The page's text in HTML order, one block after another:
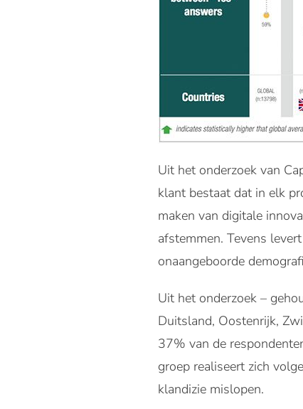
Uit het onderzoek van
klant bestaat dat in elk
maken van digitale
afstemmen. Tevens
onaangeboorde
Uit het onderzoek –
Duitsland, Oostenrijk,
37% van de
groep realiseert zich
klandizie mislopen.